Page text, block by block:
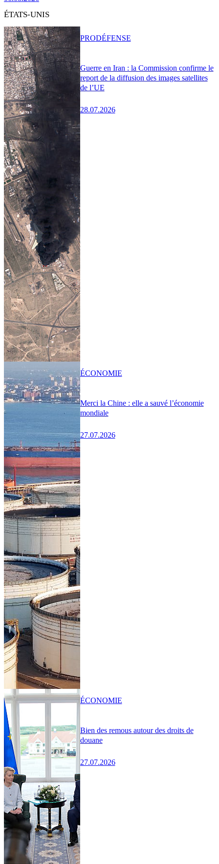
ÉTATS-UNIS
Guerre en Iran : la Commission confirme le
report de la diffusion des images satellites
de l’UE
28.07.2026
PRODÉFENSE
Merci la Chine : elle a sauvé l’économie
mondiale
27.07.2026
ÉCONOMIE
Bien des remous autour des droits de
douane
27.07.2026
ÉCONOMIE